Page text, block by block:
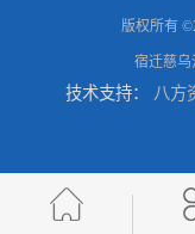
版权所有
宿迁慈乌
技术支持： 八方